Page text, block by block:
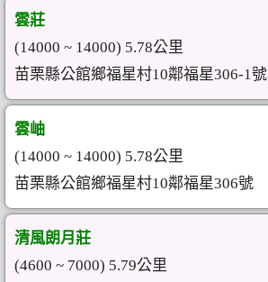
雲莊
(14000 ~ 14000) 5.78公里
苗栗縣公館鄉福星村10鄰福星306-1號
雲岫
(14000 ~ 14000) 5.78公里
苗栗縣公館鄉福星村10鄰福星306號
清風朗月莊
(4600 ~ 7000) 5.79公里